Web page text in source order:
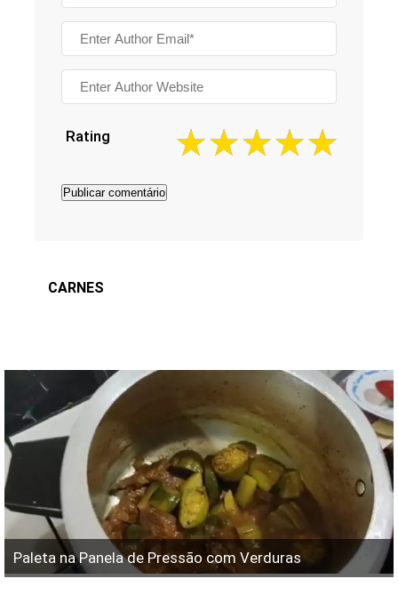
Rating
CARNES
Paleta na Panela de Pressão com Verduras